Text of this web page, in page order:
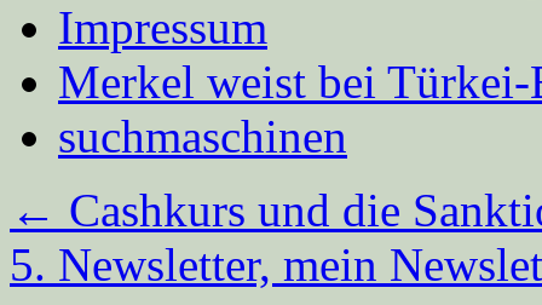
Impressum
Merkel weist bei
suchmaschinen
← Cashkurs und die
5. Newsletter, mein